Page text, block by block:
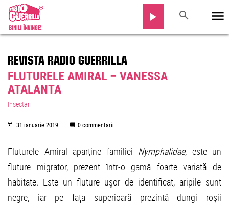
REVISTA RADIO GUERRILLA
FLUTURELE AMIRAL – VANESSA
ATALANTA
Insectar
31 ianuarie 2019 0 commentarii
Fluturele Amiral aparține familiei Nymphalidae, este un
fluture migrator, prezent într-o gamă foarte variată de
habitate. Este un fluture uşor de identificat, aripile sunt
negre, iar pe faţa superioară prezintă dungi roșii